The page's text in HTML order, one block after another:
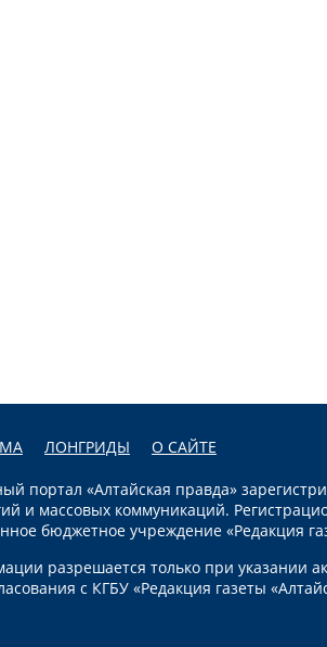
ЛОНГРИДЫ О САЙТЕ
портал «Алтайская правда»
и массовых коммуникаций.
бюджетное учреждение «Редакция
разрешается только при указании
с КГБУ «Редакция газеты